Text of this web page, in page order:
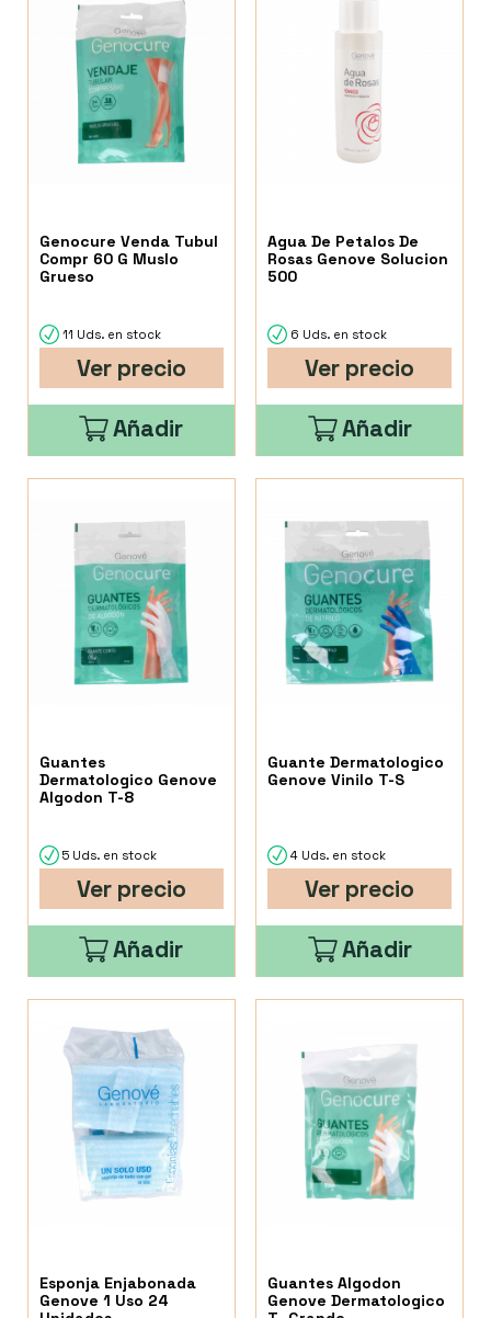
Genocure Venda Tubul
Compr 60 G Muslo
Grueso
11 Uds. en stock
Ver precio
Añadir
Agua De Petalos De
Rosas Genove Solucion
500
6 Uds. en stock
Ver precio
Añadir
Guantes
Dermatologico Genove
Algodon T-8
5 Uds. en stock
Ver precio
Añadir
Guante Dermatologico
Genove Vinilo T-S
4 Uds. en stock
Ver precio
Añadir
Esponja Enjabonada
Genove 1 Uso 24
Guantes Algodon
Genove Dermatologico